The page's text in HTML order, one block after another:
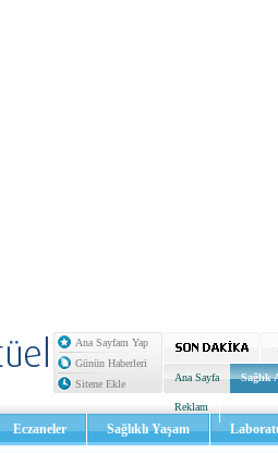
Ana Sayfam Yap
Günün Haberleri
Sitene Ekle
Ana Sayfa Sağlık
Reklam
Eczaneler Sağlıklı Yaşam